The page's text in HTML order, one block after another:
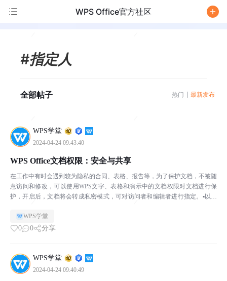
WPS Office官方社区
#指定人
全部帖子 热门 最新发布
WPS学堂
2024-04-24 09:43:40
WPS Office文档权限：安全与共享
在工作中有时会遇到较为隐私的合同、表格、报告等，为了保护文档，不被随
意访问和修改，可以使用WPS文字、表格和演示中的文档权限对文档进行保
护，开启后，文档将会转成私密模式，可对访问者和编辑者进行指定。▪以此
WPS学堂
0 0 分享
WPS学堂
2024-04-24 09:40:49